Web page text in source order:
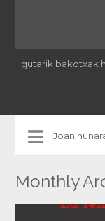
gutarik bakotxak
Monthly